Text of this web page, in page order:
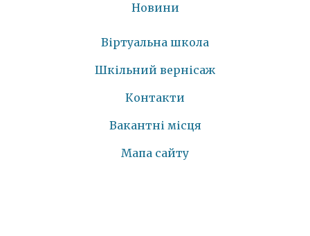
Новини
Віртуальна школа
Шкільний вернісаж
Контакти
Вакантні місця
Мапа сайту